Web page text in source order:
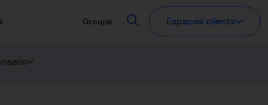
Groupe RecherchezEspaces clients